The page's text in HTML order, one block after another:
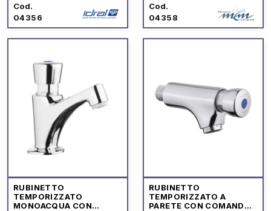
Cod.
04356
Cod.
04358
RUBINETTO
TEMPORIZZATO
MONOACQUA CON
RUBINETTO
TEMPORIZZATO A
PARETE CON COMANDO